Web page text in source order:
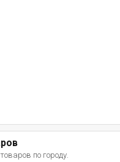
по городу.